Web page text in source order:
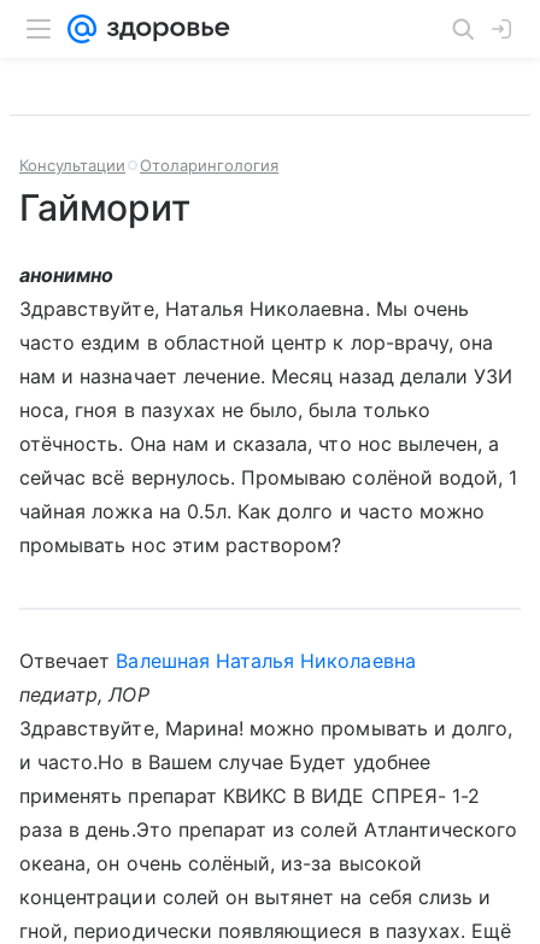
Консультации Отоларингология
Гайморит
анонимно
Здравствуйте, Наталья Николаевна. Мы очень
часто ездим в областной центр к лор-врачу, она
нам и назначает лечение. Месяц назад делали УЗИ
носа, гноя в пазухах не было, была только
отёчность. Она нам и сказала, что нос вылечен, а
сейчас всё вернулось. Промываю солёной водой, 1
чайная ложка на 0.5л. Как долго и часто можно
промывать нос этим раствором?
Отвечает Валешная Наталья Николаевна
педиатр, ЛОР
Здравствуйте, Марина! можно промывать и долго,
и часто.Но в Вашем случае Будет удобнее
применять препарат КВИКС В ВИДЕ СПРЕЯ- 1-2
раза в день.Это препарат из солей Атлантического
океана, он очень солёный, из-за высокой
концентрации солей он вытянет на себя слизь и
гной, периодически появляющиеся в пазухах. Ещё